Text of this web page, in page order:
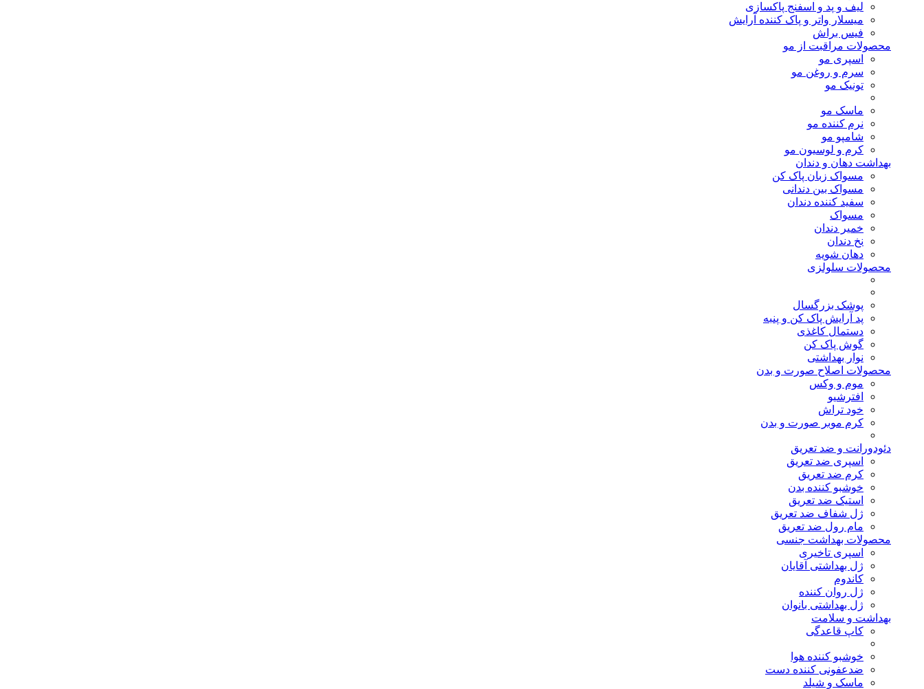
لیف و پد و اسفنج پاکسازی
میسلار واتر و پاک کننده آرایش
فیس براش
محصولات مراقبت از مو
اسپری مو
سرم و روغن مو
تونیک مو
ماسک مو
نرم کننده مو
شامپو مو
کرم و لوسیون مو
بهداشت دهان و دندان
مسواک زبان پاک کن
مسواک بین دندانی
سفید کننده دندان
مسواک
خمیر دندان
نخ دندان
دهان شویه
محصولات سلولزی
پوشک بزرگسال
پد آرایش پاک کن و پنبه
دستمال کاغذی
گوش پاک کن
نوار بهداشتی
محصولات اصلاح صورت و بدن
موم و وکس
افترشیو
خود تراش
کرم موبر صورت و بدن
دئودورانت و ضد تعریق
اسپری ضد تعریق
کرم ضد تعریق
خوشبو کننده بدن
استیک ضد تعریق
ژل شفاف ضد تعریق
مام رول ضد تعریق
محصولات بهداشت جنسی
اسپری تاخیری
ژل بهداشتی آقایان
کاندوم
ژل روان کننده
ژل بهداشتی بانوان
بهداشت و سلامت
کاپ قاعدگی
خوشبو کننده هوا
ضدعفونی کننده دست
ماسک و شیلد